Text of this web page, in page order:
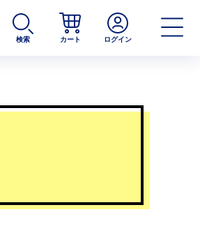
検索 カート ログイン